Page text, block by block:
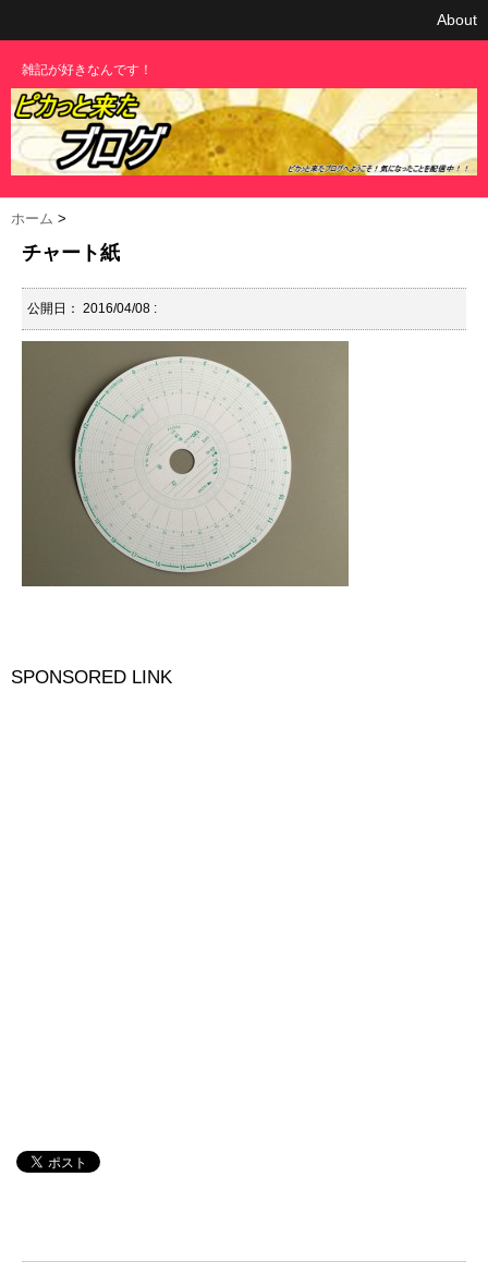
About
雑記が好きなんです！
ホーム >
チャート紙
公開日： 2016/04/08 :
SPONSORED LINK